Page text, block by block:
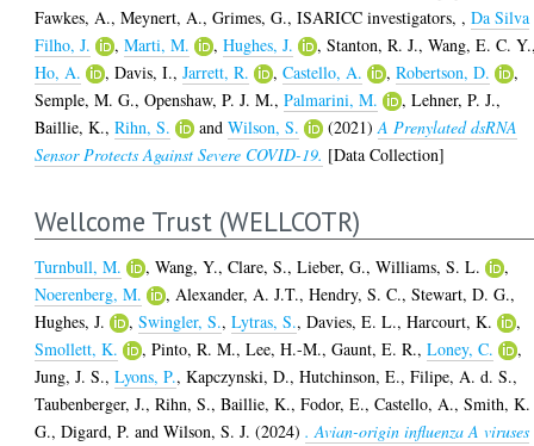
Fawkes, A.,Meynert, A.,Grimes, G.,ISARICC investigators,,Da Silva
Filho, J.
,Marti, M. ,Hughes, J. ,Stanton, R. J.,Wang, E. C. Y.
Ho, A.
,Davis, I.,Jarrett, R. ,Castello, A. ,Robertson, D.
,
Semple, M. G.,Openshaw, P. J. M.,Palmarini, M. ,Lehner, P. J.,
Baillie, K.,Rihn, S. andWilson, S. (2021)A Prenylated dsRNA
Sensor Protects Against Severe COVID-19. [Data Collection]
Wellcome Trust (WELLCOTR)
Turnbull, M. ,Wang, Y.,Clare, S.,Lieber, G.,Williams, S. L.
,
Noerenberg, M.
,Alexander, A. J.T.,Hendry, S. C.,Stewart, D. G.,
Hughes, J.
,Swingler, S.,Lytras, S.,Davies, E. L.,Harcourt, K.
,
Smollett, K.
,Pinto, R. M.,Lee, H.-M.,Gaunt, E. R.,Loney, C.
,
Jung, J. S.,Lyons, P.,Kapczynski, D.,Hutchinson, E.,Filipe, A. d. S.,
Taubenberger, J.,Rihn, S.,Baillie, K.,Fodor, E.,Castello, A.,Smith, K.
G.,Digard, P. andWilson, S. J. (2024). Avian-origin influenza A viruses